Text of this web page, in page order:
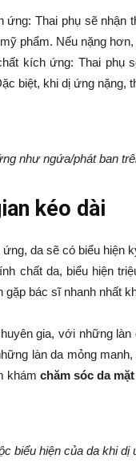
ứng: Thai phụ sẽ nhận
phẩm. Nếu nặng
kích ứng: Thai phụ
biệt, khi dị ứng nặng,
như ngứa/phát ban
kéo dài
ứng, da sẽ có biểu hiện
chất da, biểu hiện
gặp bác sĩ nhanh nhất
gia, với những
làn da mỏng
khám chăm sóc da
biểu hiện của da khi